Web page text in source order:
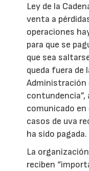
Ley de la
venta a
operaciones
para que se
que sea
queda fuera de
Administración
contundencia”,
comunicado en
casos de uva
ha sido pagada.
La
reciben